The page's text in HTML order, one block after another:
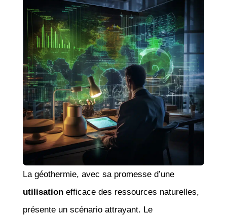
La géothermie, avec sa promesse d’une
utilisationefficace des ressources naturelles,
présente un scénario attrayant. Le